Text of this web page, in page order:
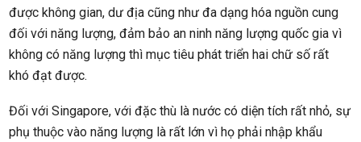
được không gian, dư địa cũng như đa dạng hóa nguồn cung
đối với năng lượng, đảm bảo an ninh năng lượng quốc gia vì
không có năng lượng thì mục tiêu phát triển hai chữ số rất
khó đạt được.
Đối với Singapore, với đặc thù là nước có diện tích rất nhỏ, sự
phụ thuộc vào năng lượng là rất lớn vì họ phải nhập khẩu